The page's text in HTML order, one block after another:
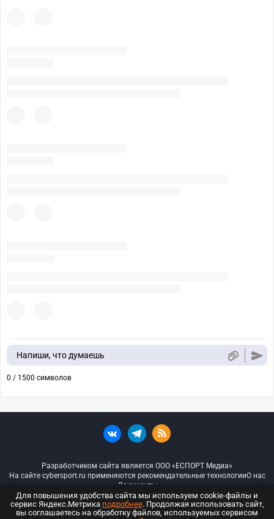
Напиши, что думаешь
0 / 1500 символов
Разработчиком сайта является ООО «ЕСПОРТ Медиа»
На сайте cybersport.ru применяются рекомендательные технологииО нас
Документы
© ООО «Киберспорт.ру» — Все права защищены
Для повышения удобства сайта мы используем cookie-файлы и
сервис Яндекс.Метрика подробнее. Продолжая использовать сайт,
вы соглашаетесь на обработку файлов, используемых сервисом